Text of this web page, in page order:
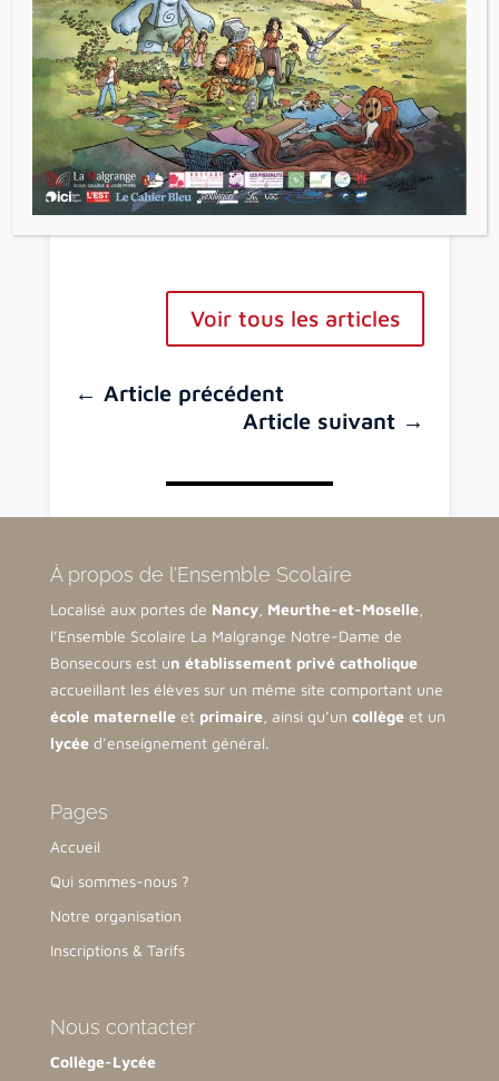
ont été surpris par la complexité rythmique
et la précision dont les musiciens devaient
faire preuve. Ils ont pu ainsi vivre une
nouvelle expérience, notamment sur
le ressenti « physique » du sonore
Voir tous les articles
←Article précédent
Article suivant →
À propos de l’Ensemble Scolaire
Localisé aux portes de Nancy, Meurthe-et-Moselle,
l’Ensemble Scolaire La Malgrange Notre-Dame de
Bonsecours est un établissement privé catholique
accueillant les élèves sur un même site comportant une
école maternelleet primaire, ainsi qu’un collègeet un
lycéed’enseignement général.
Pages
Accueil
Qui sommes-nous ?
Notre organisation
Inscriptions & Tarifs
Nous contacter
Collège-Lycée